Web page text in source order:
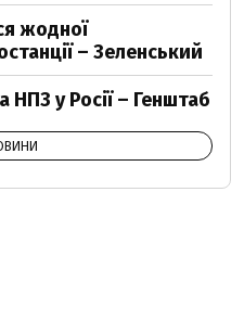
жодної
– Зеленський
НПЗ у Росії – Генштаб